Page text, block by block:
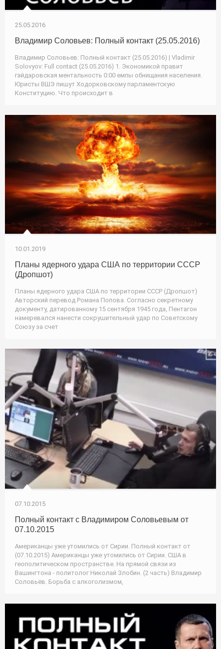
25.05.2016
Владимир Соловьев: Полный контакт (25.05.2016)
Владимир Соловьев: Полный контакт (25.05.2016) | Vladimir
Solovyov: Full contact (25.05.2016) 1. Экономикой правит
гайдаровская ментальность 0:00 емпы обнищания населения.
Юристы ВШЭ пишут Ходорковскому парламентскую
Конституцию. Что происходит в
10.01.2019
Планы ядерного удара США по территории СССР
(Дропшот)
Планы ядерного удара США по территории СССР (Дропшот)
Авторский перевод Романа Попова. Согласно секретному
документу, датированному 15 сентября 1945 года, Пентагон
намеревался нанести сокрушительный удар по Советскому
Союзу за счет
07.10.2015
Полный контакт с Владимиром Соловьевым от
07.10.2015
Американцы уже утомились от Сирии. Полный контакт от
(07.10.2015) Американцы уже утомились от Сирии. США в
геополитическом пространстве. На прямой связи из
Вашингтона - политолог Николай Злобин. (2 часть) Владимир
Соловьёв. Борьба с алкоголизмом,